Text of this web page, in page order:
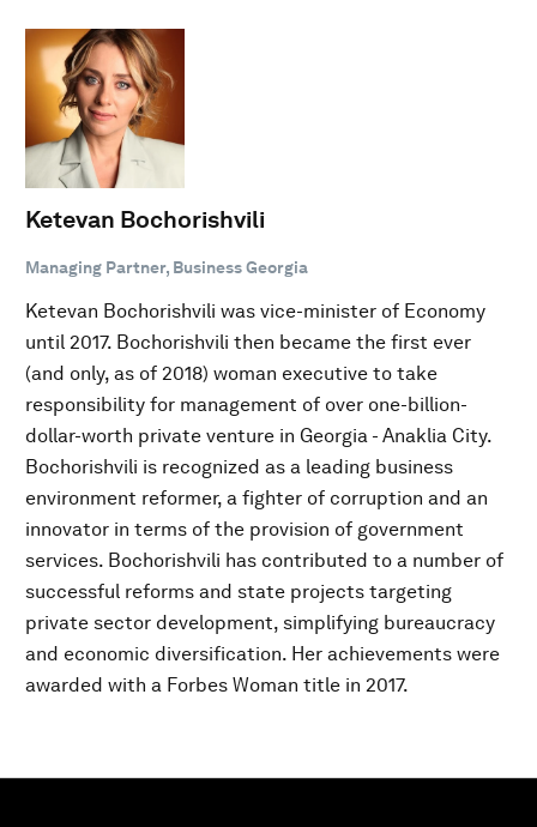
Ketevan Bochorishvili
Managing Partner, Business Georgia
Ketevan Bochorishvili was vice-minister of Economy
until 2017. Bochorishvili then became the first ever
(and only, as of 2018) woman executive to take
responsibility for management of over one-billion-
dollar-worth private venture in Georgia - Anaklia City.
Bochorishvili is recognized as a leading business
environment reformer, a fighter of corruption and an
innovator in terms of the provision of government
services. Bochorishvili has contributed to a number of
successful reforms and state projects targeting
private sector development, simplifying bureaucracy
and economic diversification. Her achievements were
awarded with a Forbes Woman title in 2017.